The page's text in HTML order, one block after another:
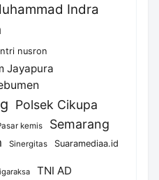
Indra
nusron
Jayapura
Polsek Cikupa
kemis Semarang
Sinergitas Suaramediaa.id
TNI AD